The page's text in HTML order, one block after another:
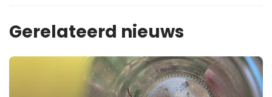
Gerelateerd nieuws